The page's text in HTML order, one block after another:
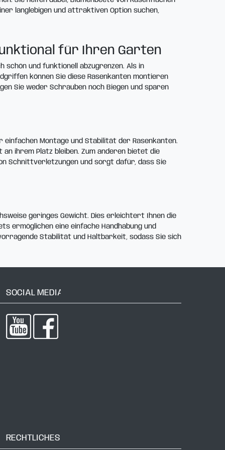
langlebigen und attraktiven Option suchen,
für Ihren Garten
schön und funktionell abzugrenzen. Als in
können Sie diese Rasenkanten montieren
Sie weder Schrauben noch Biegen und sparen
einfachen Montage und Stabilität der Rasenkanten.
ihrem Platz bleiben. Zum anderen bietet die
Schnittverletzungen und sorgt dafür, dass Sie
geringes Gewicht. Dies erleichtert Ihnen die
ermöglichen eine einfache Handhabung und
Stabilität und Haltbarkeit, sodass Sie sich
SOCIAL MEDIA
RECHTLICHES